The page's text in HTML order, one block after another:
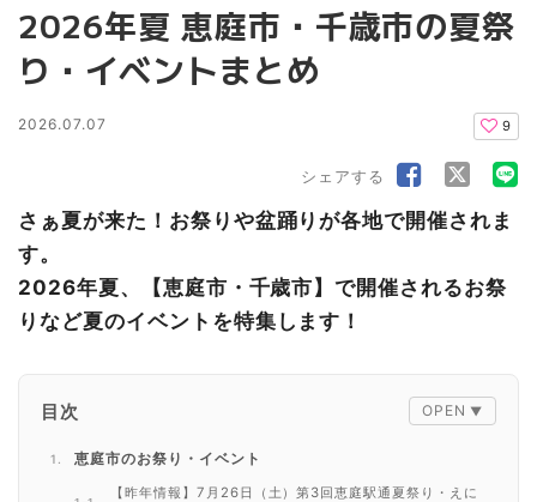
2026年夏 恵庭市・千歳市の夏祭
り・イベントまとめ
2026.07.07 9
シェアする
さぁ夏が来た！お祭りや盆踊りが各地で開催されま
す。
2026年夏、【恵庭市・千歳市】で開催されるお祭
りなど夏のイベントを特集します！
目次
恵庭市のお祭り・イベント
【昨年情報】7月26日（土）第3回恵庭駅通夏祭り・えに